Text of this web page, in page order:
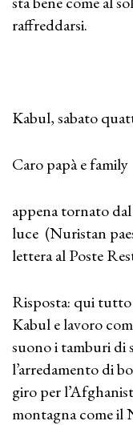
raffreddarsi.
Kabul, sabato
Caro papà e family
appena tornato
luce (Nuristan
lettera al Poste
Risposta: qui tutto
Kabul e lavoro
suono i tamburi di
l’arredamento di
giro per
montagna come il